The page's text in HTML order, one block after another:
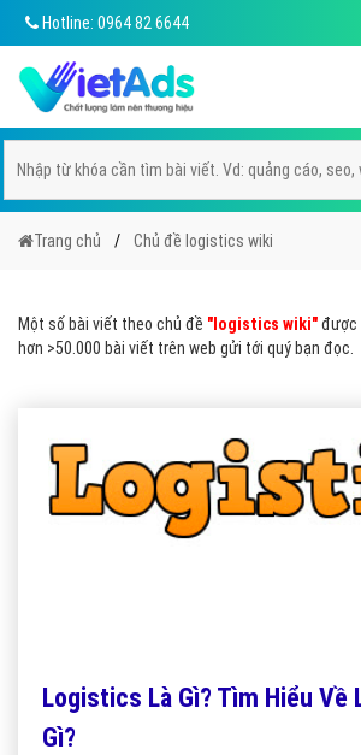
Hotline: 0964 82 6644
Trang chủ Chủ đề logistics wiki
Một số bài viết theo chủ đề "logistics wiki"được
hơn >50.000 bài viết trên web gửi tới quý bạn đọc.
Logistics Là Gì? Tìm Hiểu Về
Gì?